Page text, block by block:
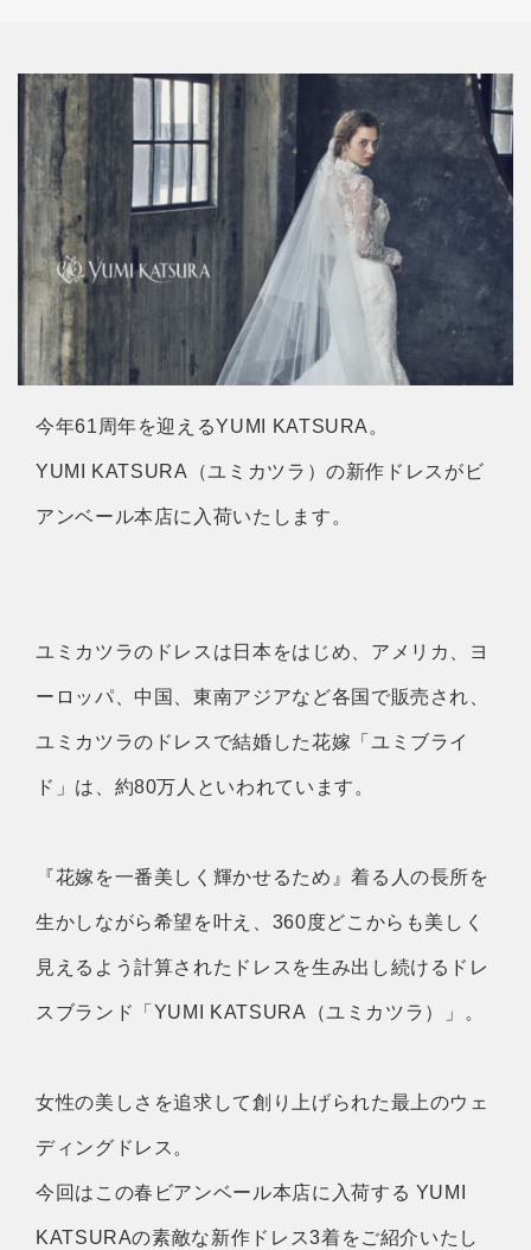
今年61周年を迎えるYUMI KATSURA。
YUMI KATSURA（ユミカツラ）の新作ドレスがビ
アンベール本店に入荷いたします。
ユミカツラのドレスは日本をはじめ、アメリカ、ヨ
ーロッパ、中国、東南アジアなど各国で販売され、
ユミカツラのドレスで結婚した花嫁「ユミブライ
ド」は、約80万人といわれています。
『花嫁を一番美しく輝かせるため』着る人の長所を
生かしながら希望を叶え、360度どこからも美しく
見えるよう計算されたドレスを生み出し続けるドレ
スブランド「YUMI KATSURA（ユミカツラ）」。
女性の美しさを追求して創り上げられた最上のウェ
ディングドレス。
今回はこの春ビアンベール本店に入荷する YUMI
KATSURAの素敵な新作ドレス3着をご紹介いたし